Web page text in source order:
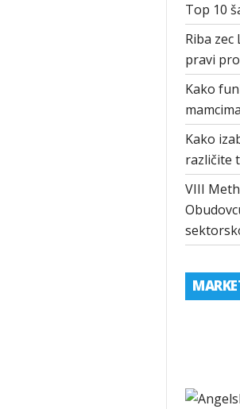
Top 10
Riba
pravi
Kako
mamcima
Kako
različite
VIII